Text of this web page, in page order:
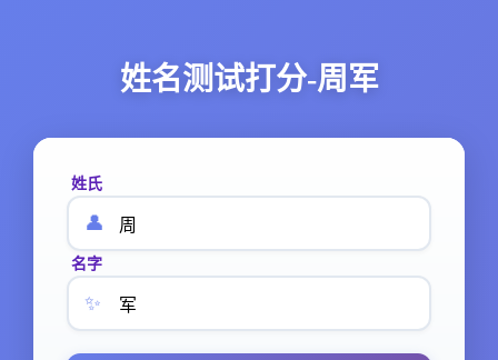
姓名测试打分-周军
姓氏
👤
名字
✨